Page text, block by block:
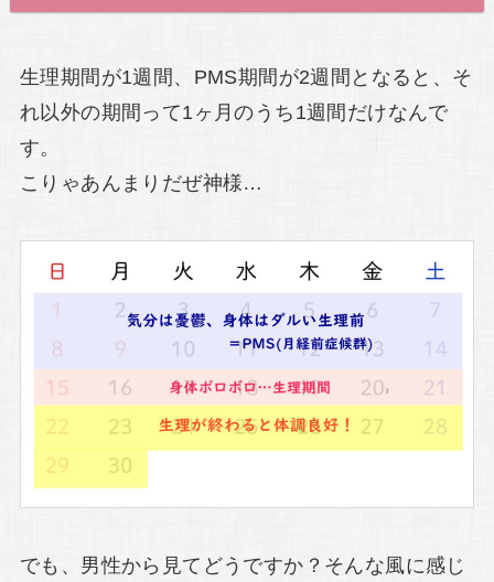
生理期間が1週間、PMS期間が2週間となると、そ
れ以外の期間って1ヶ月のうち1週間だけなんで
す。
こりゃあんまりだぜ神様…
でも、男性から見てどうですか？そんな風に感じ